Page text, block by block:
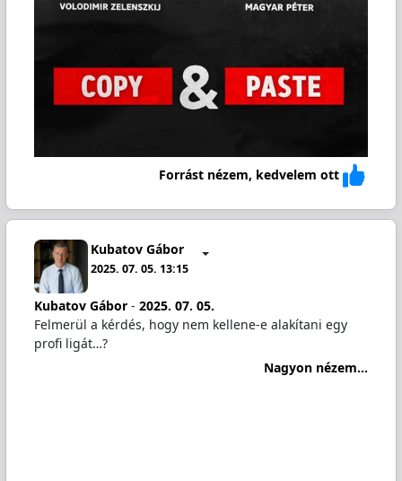
Forrást nézem, kedvelem ott
Kubatov Gábor
2025. 07. 05. 13:15
Kubatov Gábor- 2025. 07. 05.
Felmerül a kérdés, hogy nem kellene-e alakítani egy
profi ligát…?
Nagyon nézem...